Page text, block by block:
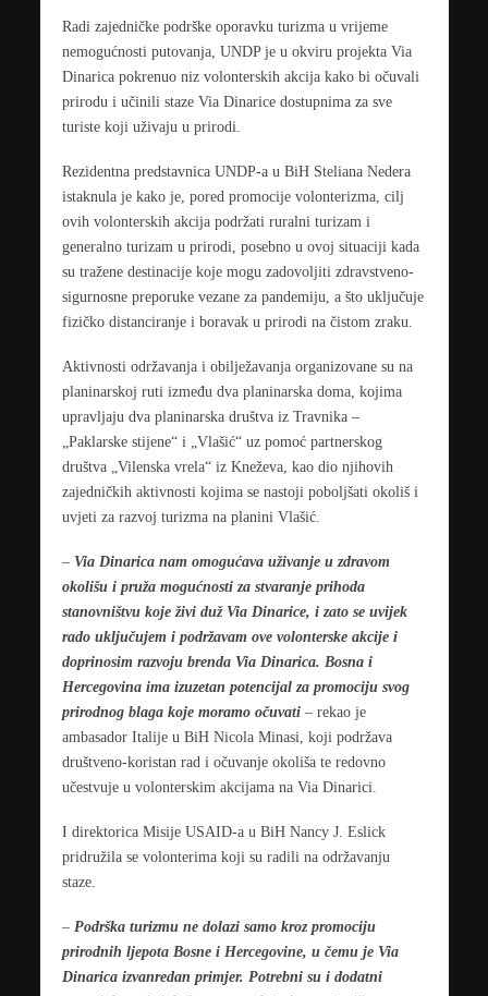
Radi zajedničke podrške oporavku turizma u vrijeme
nemogućnosti putovanja, UNDP je u okviru projekta Via
Dinarica pokrenuo niz volonterskih akcija kako bi očuvali
prirodu i učinili staze Via Dinarice dostupnima za sve
turiste koji uživaju u prirodi.
Rezidentna predstavnica UNDP-a u BiH Steliana Nedera
istaknula je kako je, pored promocije volonterizma, cilj
ovih volonterskih akcija podržati ruralni turizam i
generalno turizam u prirodi, posebno u ovoj situaciji kada
su tražene destinacije koje mogu zadovoljiti zdravstveno-
sigurnosne preporuke vezane za pandemiju, a što uključuje
fizičko distanciranje i boravak u prirodi na čistom zraku.
Aktivnosti održavanja i obilježavanja organizovane su na
planinarskoj ruti između dva planinarska doma, kojima
upravljaju dva planinarska društva iz Travnika –
„Paklarske stijene“ i „Vlašić“ uz pomoć partnerskog
društva „Vilenska vrela“ iz Kneževa, kao dio njihovih
zajedničkih aktivnosti kojima se nastoji poboljšati okoliš i
uvjeti za razvoj turizma na planini Vlašić.
– Via Dinarica nam omogućava uživanje u zdravom
okolišu i pruža mogućnosti za stvaranje prihoda
stanovništvu koje živi duž Via Dinarice, i zato se uvijek
rado uključujem i podržavam ove volonterske akcije i
doprinosim razvoju brenda Via Dinarica. Bosna i
Hercegovina ima izuzetan potencijal za promociju svog
prirodnog blaga koje moramo očuvati– rekao je
ambasador Italije u BiH Nicola Minasi, koji podržava
društveno-koristan rad i očuvanje okoliša te redovno
učestvuje u volonterskim akcijama na Via Dinarici.
I direktorica Misije USAID-a u BiH Nancy J. Eslick
pridružila se volonterima koji su radili na održavanju
staze.
– Podrška turizmu ne dolazi samo kroz promociju
prirodnih ljepota Bosne i Hercegovine, u čemu je Via
Dinarica izvanredan primjer. Potrebni su i dodatni